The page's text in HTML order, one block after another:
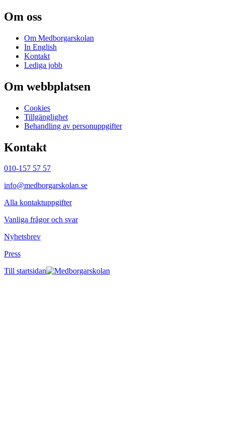
Om oss
Om Medborgarskolan
In English
Kontakt
Lediga jobb
Om webbplatsen
Cookies
Tillgänglighet
Behandling av personuppgifter
Kontakt
010-157 57 57
info@medborgarskolan.se
Alla kontaktuppgifter
Vanliga frågor och svar
Nyhetsbrev
Press
Till startsidan